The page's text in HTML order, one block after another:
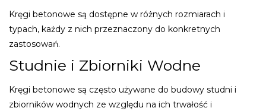
Kręgi betonowe są dostępne w różnych rozmiarach i
typach, każdy z nich przeznaczony do konkretnych
zastosowań.
Studnie i Zbiorniki Wodne
Kręgi betonowe są często używane do budowy studni i
zbiorników wodnych ze względu na ich trwałość i